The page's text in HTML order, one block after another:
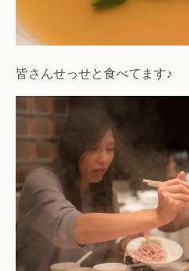
皆さんせっせと食べてます♪